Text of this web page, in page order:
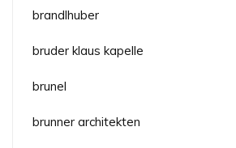
brandlhuber
bruder klaus kapelle
brunel
brunner architekten